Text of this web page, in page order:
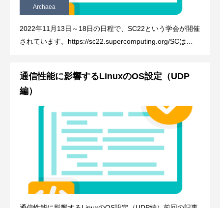
Archaea
2022年11月13日～18日の日程で、SC22という学会が開催
されています。https://sc22.supercomputing.org/SCは
通信性能に影響するLinuxのOS設定（UDP
編）